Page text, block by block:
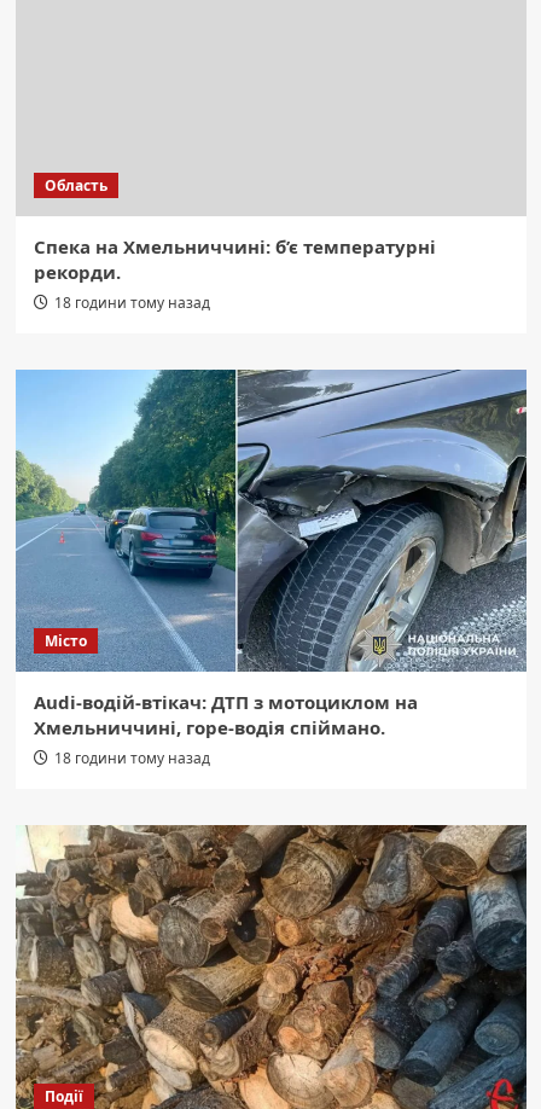
Область
Спека на Хмельниччині: б’є температурні
рекорди.
18 години тому назад
Місто
Audi-водій-втікач: ДТП з мотоциклом на
Хмельниччині, горе-водія спіймано.
18 години тому назад
Події